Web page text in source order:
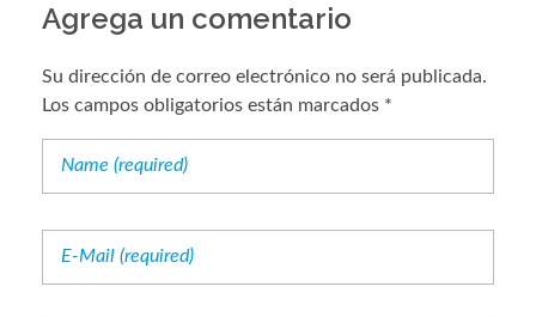
Agrega un comentario
Su dirección de correo electrónico no será publicada.
Los campos obligatorios están marcados *